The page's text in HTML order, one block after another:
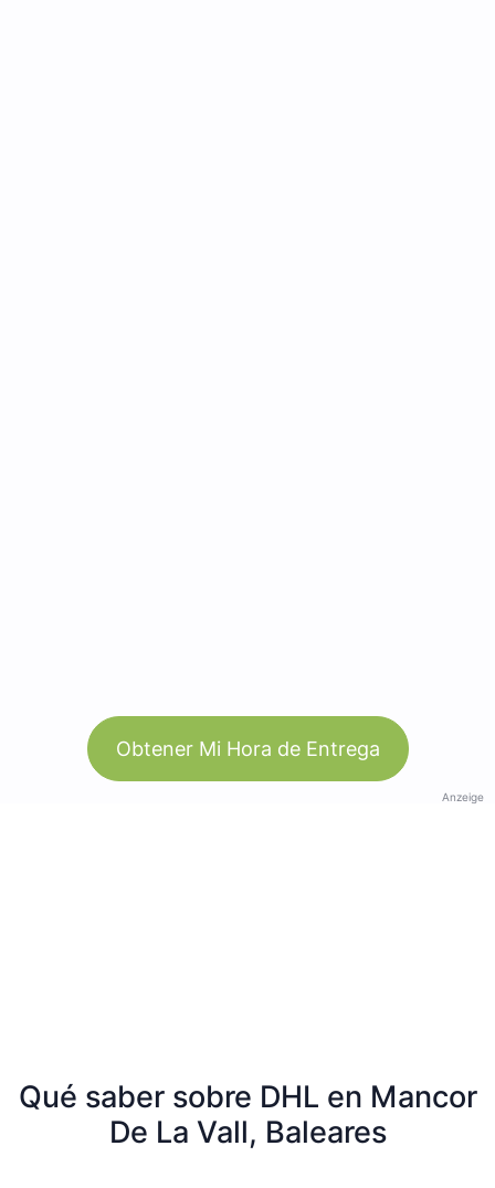
Obtener Mi Hora de Entrega
Anzeige
Qué saber sobre DHL en Mancor
De La Vall, Baleares